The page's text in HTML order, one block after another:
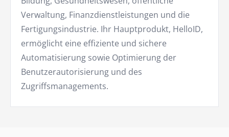
Verwaltung, Finanzdienstleistungen und die
Fertigungsindustrie. Ihr Hauptprodukt, HelloID,
ermöglicht eine effiziente und sichere
Automatisierung sowie Optimierung der
Benutzerautorisierung und des
Zugriffsmanagements.